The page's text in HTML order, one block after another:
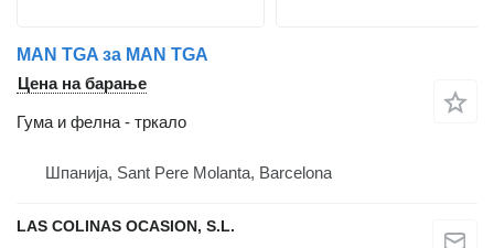
MAN TGA за MAN TGA
Цена на барање
Гума и фелна - тркало
Шпанија, Sant Pere Molanta, Barcelona
LAS COLINAS OCASION, S.L.